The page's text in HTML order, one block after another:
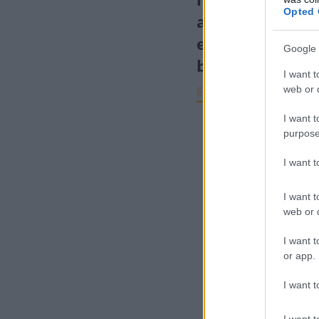
Opted
Google
I want
web or
I want
I want
I want
web or
I want
or app.
I want
a csillagászati
ellenére is
belevágni
ELEMZÉSEK 2022.